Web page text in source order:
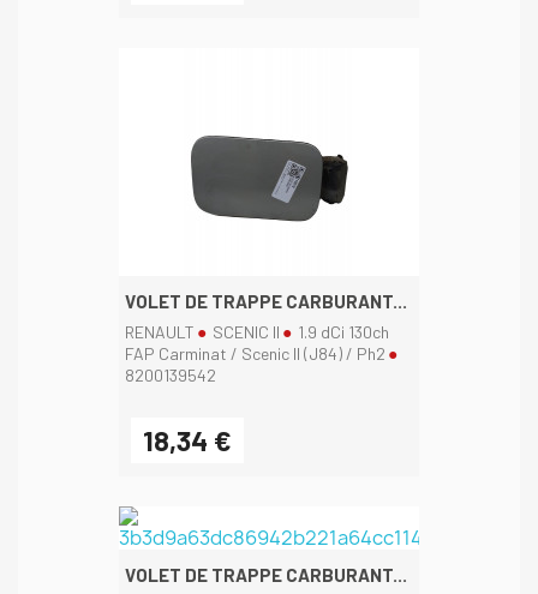
VOLET DE TRAPPE CARBURANT...
RENAULT SCENIC II
1.9 dCi 130ch
FAP Carminat / Scenic II (J84) / Ph2
8200139542
18,34 €
VOLET DE TRAPPE CARBURANT...